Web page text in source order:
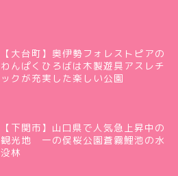
【大台町】奥伊勢フォレストピアの
わんぱくひろばは木製遊具アスレチ
ックが充実した楽しい公園
【下関市】山口県で人気急上昇中の
観光地 一の俣桜公園蒼霧鯉池の水
没林